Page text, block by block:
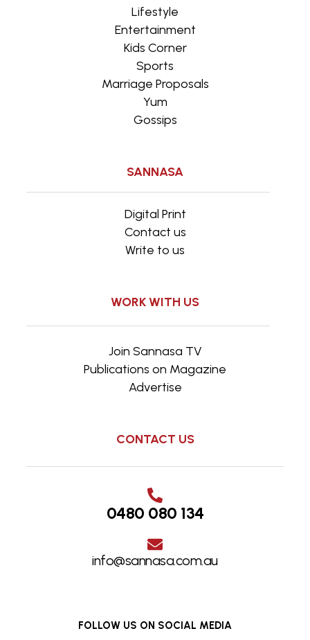
Lifestyle
Entertainment
Kids Corner
Sports
Marriage Proposals
Yum
Gossips
SANNASA
Digital Print
Contact us
Write to us
WORK WITH US
Join Sannasa TV
Publications on Magazine
Advertise
CONTACT US
0480 080 134
info@sannasa.com.au
FOLLOW US ON SOCIAL MEDIA